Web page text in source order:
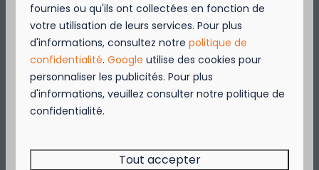
Korting Pasar-leden voor kamperen
en huren
Ben jePasar-lid?Dan geniet je het jaar rond van
10% opkampeerplaatsen(tarieven per
nacht)én huuraccommodaties.Hoe?
Selecteer in stap 4 (Bevestigen) van de boeking,
September = Mosselmaand!
Geniet van 2 t.e.m. 28 september van 50%
korting op de mosselprijs voor 2 personen
wanneer je een verblijf boekt!
Deze actie is geldig in de restaurants van
Brasserie VierTorrein Nieuwpoort &BAS Grill
fournies ou qu'ils ont collectées en fonction de
votre utilisation de leurs services. Pour plus
d'informations, consultez notrepolitique de
confidentialité.Google utilise des cookies pour
personnaliser les publicités. Pour plus
d'informations, veuillez consulter notre politique de
confidentialité.
Tout accepter